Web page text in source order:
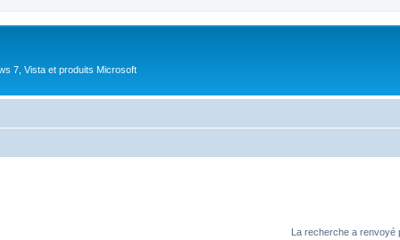
7, Vista et produits Microsoft
La recherche a renvoyé